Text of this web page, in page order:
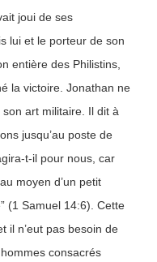
joui de ses
lui et le porteur de son
entière des Philistins,
la victoire. Jonathan ne
art militaire. Il dit à
jusqu’au poste de
t-il pour nous, car
moyen d’un petit
(1 Samuel 14:6). Cette
il n’eut pas besoin de
consacrés